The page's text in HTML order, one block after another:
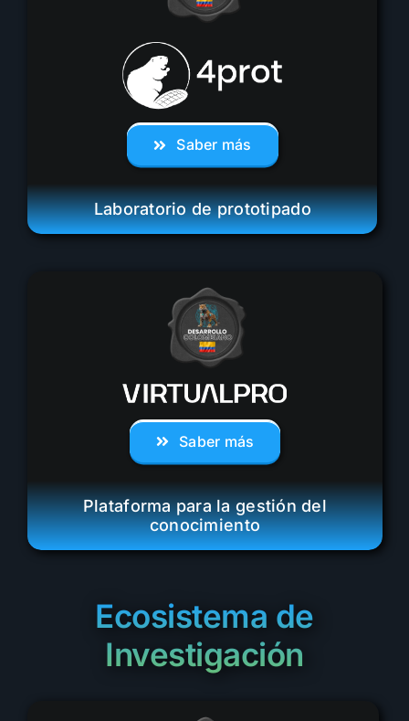
Saber más
Laboratorio de prototipado
Saber más
Plataforma para la gestión del
conocimiento
Ecosistema de
Investigación